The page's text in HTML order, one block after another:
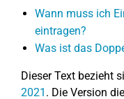
Wann muss ich
eintragen?
Was ist das
Dieser Text bezieht
2021 . Die Version